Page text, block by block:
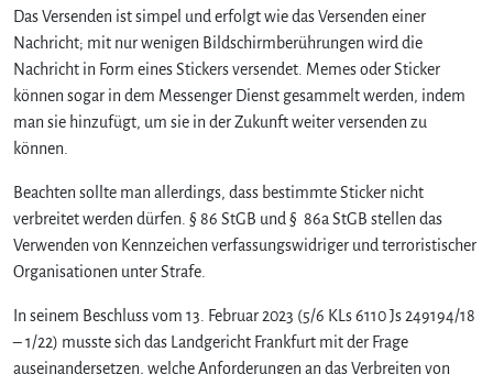
Das Versenden ist simpel und erfolgt wie das Versenden einer
Nachricht; mit nur wenigen Bildschirmberührungen wird die
Nachricht in Form eines Stickers versendet. Memes oder Sticker
können sogar in dem Messenger Dienst gesammelt werden, indem
man sie hinzufügt, um sie in der Zukunft weiter versenden zu
können.
Beachten sollte man allerdings, dass bestimmte Sticker nicht
verbreitet werden dürfen. § 86 StGB und § 86a StGB stellen das
Verwenden von Kennzeichen verfassungswidriger und terroristischer
Organisationen unter Strafe.
In seinem Beschluss vom 13. Februar 2023 (5/6 KLs 6110 Js 249194/18
– 1/22) musste sich das Landgericht Frankfurt mit der Frage
auseinandersetzen, welche Anforderungen an das Verbreiten von